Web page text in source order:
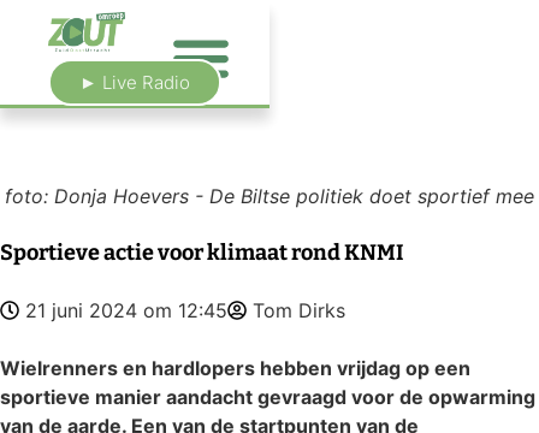
► Live Radio
foto: Donja Hoevers - De Biltse politiek doet sportief mee
Sportieve actie voor klimaat rond KNMI
21 juni 2024 om 12:45 Tom Dirks
Wielrenners en hardlopers hebben vrijdag op een
sportieve manier aandacht gevraagd voor de opwarming
van de aarde. Een van de startpunten van de